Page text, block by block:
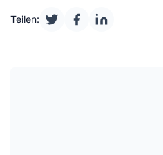
Teilen: